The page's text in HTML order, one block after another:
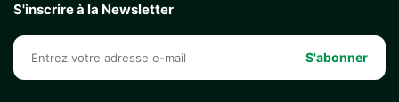
S'inscrire à la Newsletter
S'abonner